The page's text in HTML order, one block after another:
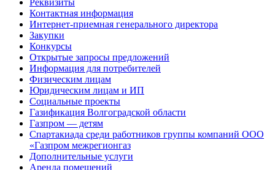
Реквизиты
Контактная информация
Интернет-приемная генерального директора
Закупки
Конкурсы
Открытые запросы предложений
Информация для потребителей
Физическим лицам
Юридическим лицам и ИП
Социальные проекты
Газификация Волгоградской области
Газпром — детям
Спартакиада среди работников группы компаний ООО
«Газпром межрегионгаз
Дополнительные услуги
Аренда помещений